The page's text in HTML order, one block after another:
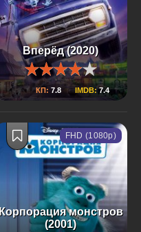
Вперёд (2020)
КП: 7.8 IMDB:7.4
Корпорация монстров
(2001)
FHD (1080p)